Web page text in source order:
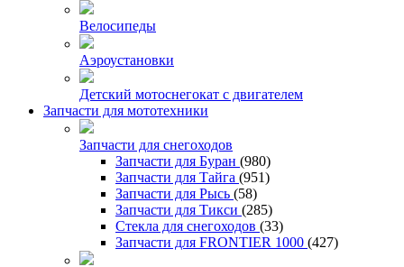
Велосипеды
Аэроустановки
Детский мотоснегокат с двигателем
Запчасти для мототехники
Запчасти для снегоходов
Запчасти для Буран (980)
Запчасти для Тайга (951)
Запчасти для Рысь (58)
Запчасти для Тикси (285)
Стекла для снегоходов (33)
Запчасти для FRONTIER 1000 (427)